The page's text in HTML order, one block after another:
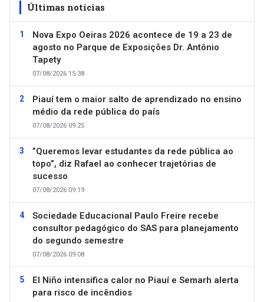
Últimas notícias
Nova Expo Oeiras 2026 acontece de 19 a 23 de
agosto no Parque de Exposições Dr. Antônio
Tapety
07/08/2026 15:38
Piauí tem o maior salto de aprendizado no ensino
médio da rede pública do país
07/08/2026 09:25
”Queremos levar estudantes da rede pública ao
topo”, diz Rafael ao conhecer trajetórias de
sucesso
07/08/2026 09:19
Sociedade Educacional Paulo Freire recebe
consultor pedagógico do SAS para planejamento
do segundo semestre
07/08/2026 09:08
El Niño intensifica calor no Piauí e Semarh alerta
para risco de incêndios